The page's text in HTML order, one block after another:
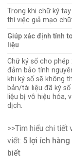
Trong khi chữ ký
thì việc giả mạo
Giúp xác định tính
liệu
Chữ ký số cho
đảm bảo tính
khi ký số sẽ không
bản/tài liệu đã ký
liệu bị vô hiệu hóa,
dịch.
>>Tìm hiểu chi
viết: 5 lợi ích
biết